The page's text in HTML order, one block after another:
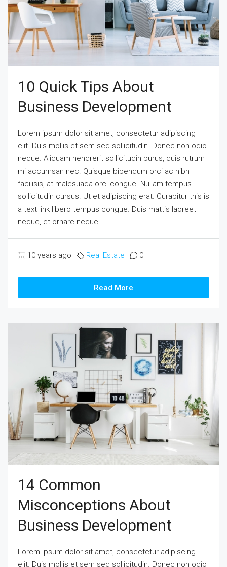
10 Quick Tips About
Business Development
Lorem ipsum dolor sit amet, consectetur adipiscing
elit. Duis mollis et sem sed sollicitudin. Donec non odio
neque. Aliquam hendrerit sollicitudin purus, quis rutrum
mi accumsan nec. Quisque bibendum orci ac nibh
facilisis, at malesuada orci congue. Nullam tempus
sollicitudin cursus. Ut et adipiscing erat. Curabitur this is
a text link libero tempus congue. Duis mattis laoreet
neque, et ornare neque...
10 years ago Real Estate 0
Read More
14 Common
Misconceptions About
Business Development
Lorem ipsum dolor sit amet, consectetur adipiscing
elit. Duis mollis et sem sed sollicitudin. Donec non odio